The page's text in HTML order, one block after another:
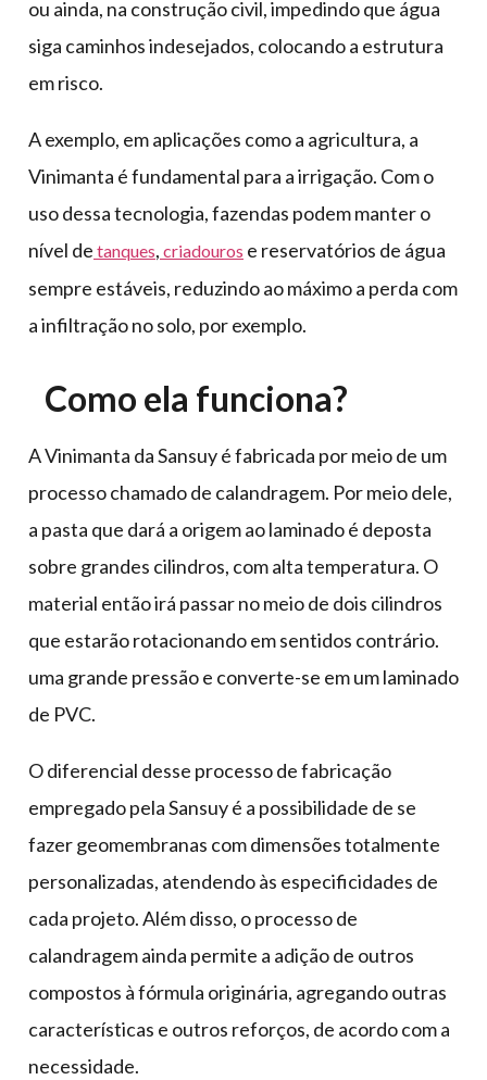
ou ainda, na construção civil, impedindo que água
siga caminhos indesejados, colocando a estrutura
em risco.
A exemplo, em aplicações como a agricultura, a
Vinimanta é fundamental para a irrigação. Com o
uso dessa tecnologia, fazendas podem manter o
nível de tanques, criadouros e reservatórios de água
sempre estáveis, reduzindo ao máximo a perda com
a infiltração no solo, por exemplo.
Como ela funciona?
A Vinimanta da Sansuy é fabricada por meio de um
processo chamado de calandragem. Por meio dele,
a pasta que dará a origem ao laminado é deposta
sobre grandes cilindros, com alta temperatura. O
material então irá passar no meio de dois cilindros
que estarão rotacionando em sentidos contrário.
uma grande pressão e converte-se em um laminado
de PVC.
O diferencial desse processo de fabricação
empregado pela Sansuy é a possibilidade de se
fazer geomembranas com dimensões totalmente
personalizadas, atendendo às especificidades de
cada projeto. Além disso, o processo de
calandragem ainda permite a adição de outros
compostos à fórmula originária, agregando outras
características e outros reforços, de acordo com a
necessidade.